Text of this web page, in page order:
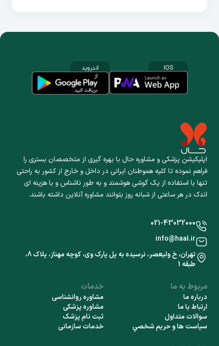
اپلیکیشن پزشکی و مشاوره حال با بهره گیری از متخصصان بستری را
فراهم نموده تا کلیه هموطنان ایرانی در داخل و خارج از کشور به راحتی
تنها با استفاده از یک گوشی هوشمند و به طور ناشناس و با هزینه ای
اندک در هر ساعتی از شبانه روز بتوانند مشاوره آنلاین داشته باشند.
IOS اندروید
مربوط به ما
درباره ما
ارتباط با ما
سوالات متداول
سياست ها و حريم شخصي
خدمات
مشاوره روانشناسی
مشاوره پزشکی
ثبت نام پزشک
خدمات سازمانی
021-43032000
info@haal.ir
تهران، خ ولیعصر، نرسیده به پل پارک وی، کوچه مهناز، پلاک 8،
طبقه 1